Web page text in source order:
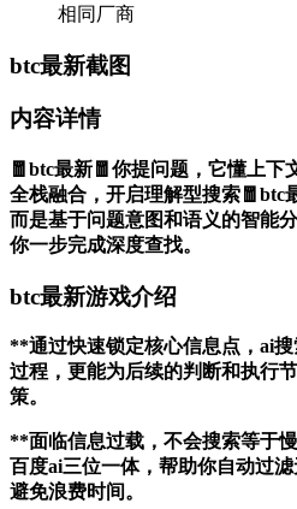
相同厂商
btc最新截图
内容详情
🧧btc最新🧧你提问题，它懂上下
全栈融合，开启理解型搜索🧧btc
而是基于问题意图和语义的智能
你一步完成深度查找。
btc最新游戏介绍
**通过快速锁定核心信息点，ai
过程，更能为后续的判断和执行
策。
**面临信息过载，不会搜索等于慢
百度ai三位一体，帮助你自动过
避免浪费时间。